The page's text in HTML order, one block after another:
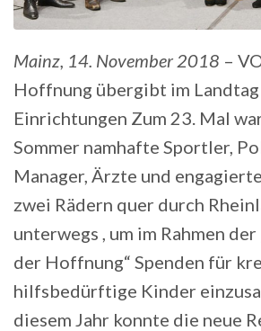
Mainz, 14. November 2018 –
Hoffnung übergibt im Landtag
Einrichtungen Zum 23. Mal
Sommer namhafte Sportler,
Manager, Ärzte und
zwei Rädern quer durch
unterwegs , um im Rahmen der
der Hoffnung“ Spenden für
hilfsbedürftige Kinder
diesem Jahr konnte die neue